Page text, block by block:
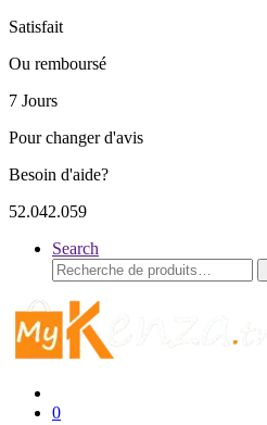
Satisfait
Ou remboursé
7 Jours
Pour changer d'avis
Besoin d'aide?
52.042.059
Search
Recherche
pour :
0